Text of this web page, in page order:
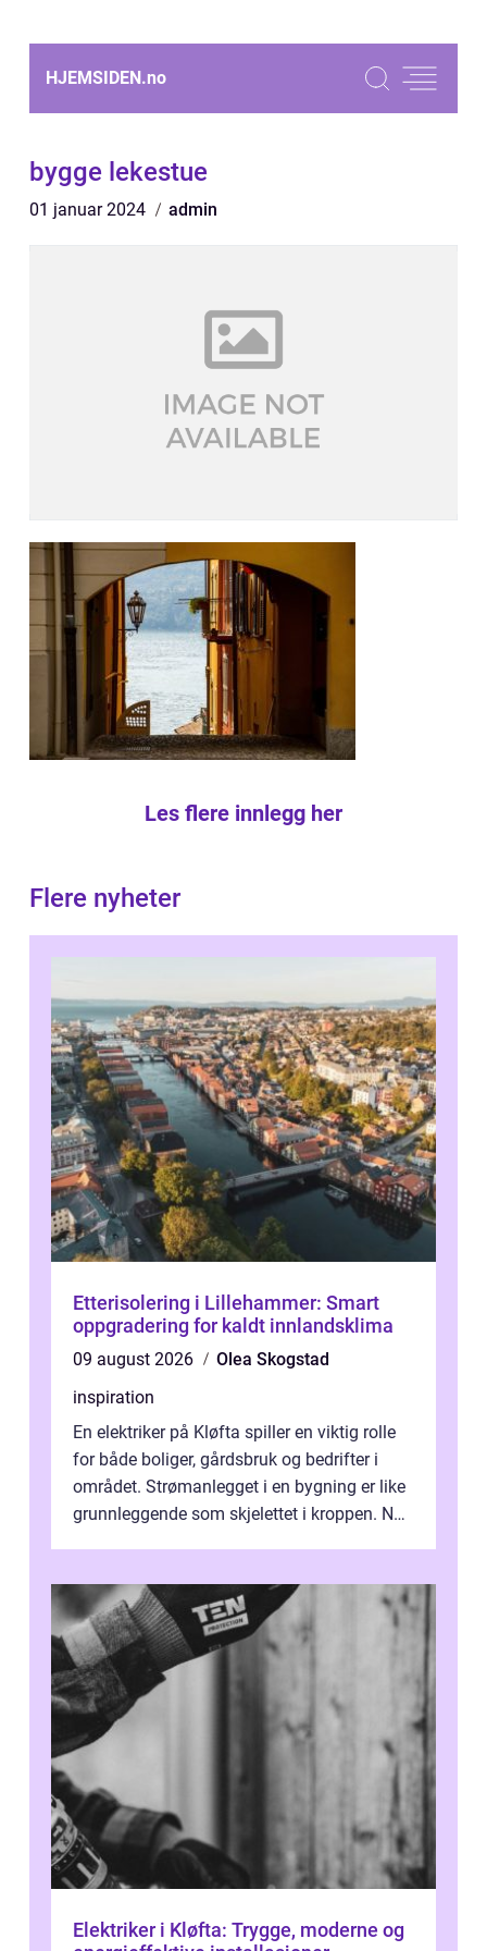
HJEMSIDEN.no
bygge lekestue
01 januar 2024 admin
Les flere innlegg her
Flere nyheter
Etterisolering i Lillehammer: Smart
oppgradering for kaldt innlandsklima
09 august 2026
Olea Skogstad
inspiration
En elektriker på Kløfta spiller en viktig rolle
for både boliger, gårdsbruk og bedrifter i
området. Strømanlegget i en bygning er like
grunnleggende som skjelettet i kroppen. Når
Elektriker i Kløfta: Trygge, moderne og